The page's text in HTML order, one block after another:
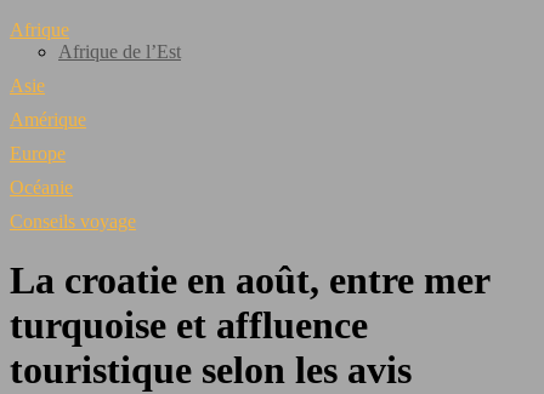
Afrique
Afrique de l’Est
Asie
Amérique
Europe
Océanie
Conseils voyage
La croatie en août, entre mer
turquoise et affluence
touristique selon les avis